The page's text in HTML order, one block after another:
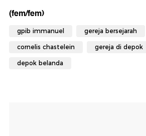
(fem/fem)
gpib immanuel gereja bersejarah
cornelis chastelein gereja di depok
depok belanda